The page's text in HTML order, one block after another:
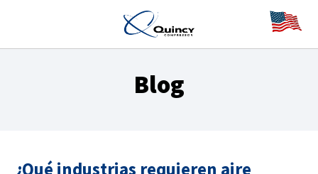
Blog
¿Qué industrias requieren aire